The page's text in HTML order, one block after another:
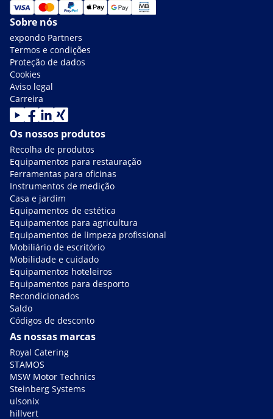
Sobre nós
expondo Partners
Termos e condições
Proteção de dados
Cookies
Aviso legal
Carreira
Os nossos produtos
Recolha de produtos
Equipamentos para restauração
Ferramentas para oficinas
Instrumentos de medição
Casa e jardim
Equipamentos de estética
Equipamentos para agricultura
Equipamentos de limpeza profissional
Mobiliário de escritório
Mobilidade e cuidado
Equipamentos hoteleiros
Equipamentos para desporto
Recondicionados
Saldo
Códigos de desconto
As nossas marcas
Royal Catering
STAMOS
MSW Motor Technics
Steinberg Systems
ulsonix
hillvert